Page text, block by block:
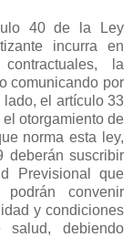
40 de la Ley
incurra en
la
comunicando por
el artículo 33
otorgamiento de
norma esta ley,
deberán suscribir
Previsional que
convenir
y condiciones
debiendo